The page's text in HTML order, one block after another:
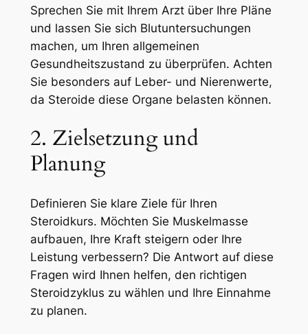
Sprechen Sie mit Ihrem Arzt über Ihre Pläne
und lassen Sie sich Blutuntersuchungen
machen, um Ihren allgemeinen
Gesundheitszustand zu überprüfen. Achten
Sie besonders auf Leber- und Nierenwerte,
da Steroide diese Organe belasten können.
2. Zielsetzung und
Planung
Definieren Sie klare Ziele für Ihren
Steroidkurs. Möchten Sie Muskelmasse
aufbauen, Ihre Kraft steigern oder Ihre
Leistung verbessern? Die Antwort auf diese
Fragen wird Ihnen helfen, den richtigen
Steroidzyklus zu wählen und Ihre Einnahme
zu planen.